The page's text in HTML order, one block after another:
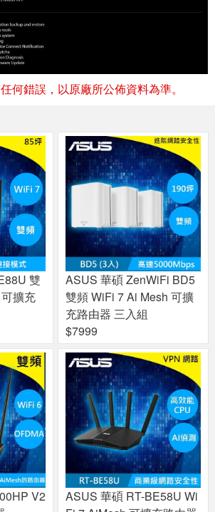
何錯誤，以原廠所公佈資料為準。
雙
擴充
ASUS 華碩 ZenWiFi BD5
雙頻 WiFi 7 Ai Mesh 可擴
充路由器 三入組
$7999
V2
ASUS 華碩 RT-BE58U Wi